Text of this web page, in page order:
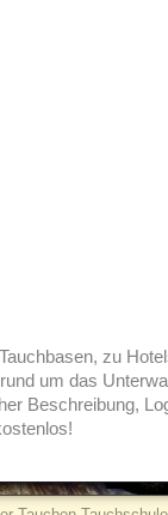
zu
um das
Beschreibung,